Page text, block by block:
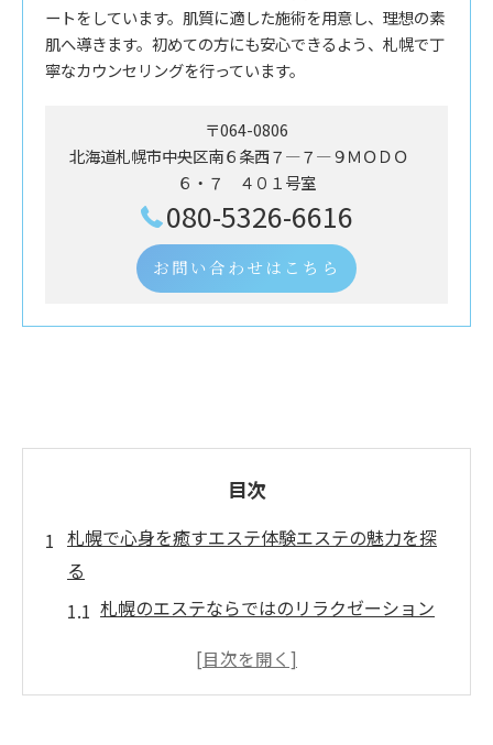
ートをしています。肌質に適した施術を用意し、理想の素
肌へ導きます。初めての方にも安心できるよう、札幌で丁
寧なカウンセリングを行っています。
〒064-0806
北海道札幌市中央区南６条西７―７―９ＭＯＤＯ
６・７ ４０１号室
080-5326-6616
お問い合わせはこちら
目次
札幌で心身を癒すエステ体験エステの魅力を探
る
札幌のエステならではのリラクゼーション
個室空間で味わう究極のリラックス体験